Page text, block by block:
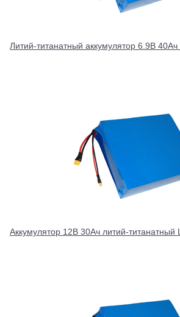
Литий-титанатный аккумулятор 6.9В
Аккумулятор 12В 30Ач литий-титанатный